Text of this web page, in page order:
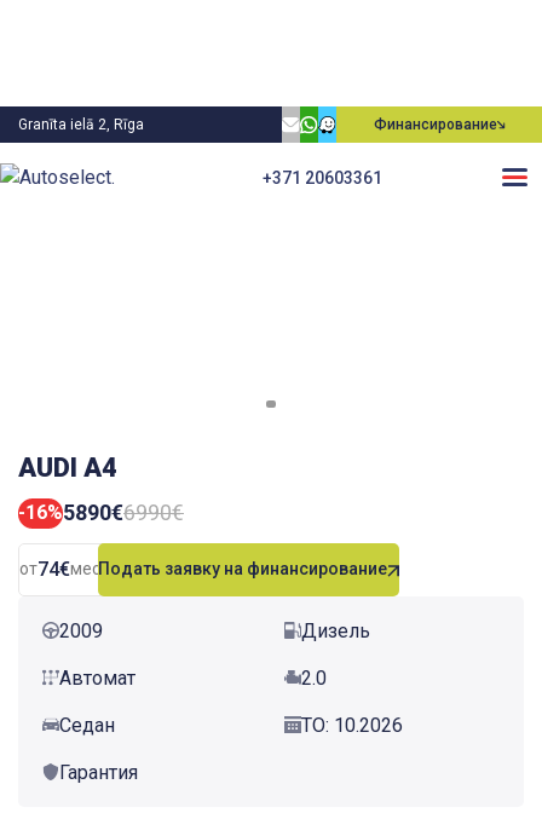
Granīta ielā 2, Rīga Финансирование
+371 20603361
AUDI A4
-16%5890€6990€
от74€мес.Подать заявку на финансирование
2009 Дизель
Автомат 2.0
Седан ТО: 10.2026
Гарантия